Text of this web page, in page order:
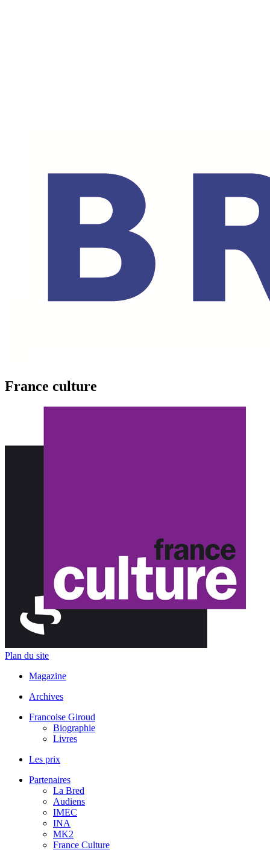
France culture
Plan du site
Magazine
Archives
Francoise Giroud
Biographie
Livres
Les prix
Partenaires
La Bred
Audiens
IMEC
INA
MK2
France Culture